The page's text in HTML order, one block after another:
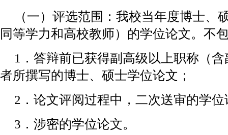
（一）评选范围：我校当年度博士、
同等学力和高校教师）的学位论文。不
1．答辩前已获得副高级以上职称（
者所撰写的博士、硕士学位论文；
2．论文评阅过程中，二次送审的学位
3．涉密的学位论文。